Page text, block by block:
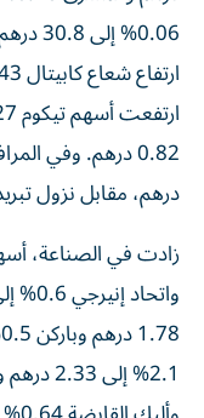
درهم، مقابل نزول تبريد 1.1% إلى 2.67